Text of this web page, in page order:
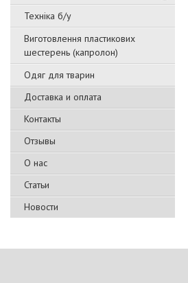
Техніка б/у
Виготовлення пластикових
шестерень (капролон)
Одяг для тварин
Доставка и оплата
Контакты
Отзывы
О нас
Статьи
Новости